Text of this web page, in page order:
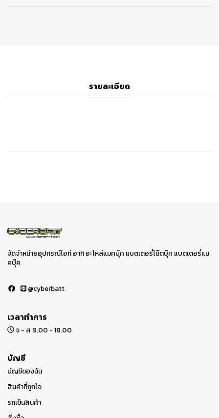
รายละเอียด
จัดจำหน่ายอุปกรณ์ไอที อาทิ อะไหล่แมคบุ๊ค แบตเตอรี่โน๊ตบุ๊ค แบตเตอรี่แม
คบุ๊ค
@cyberbatt
เวลาทำการ
จ - ส 9.00 - 18.00
บัญชี
บัญชีของฉัน
สินค้าที่ถูกใจ
รถเข็นสินค้า